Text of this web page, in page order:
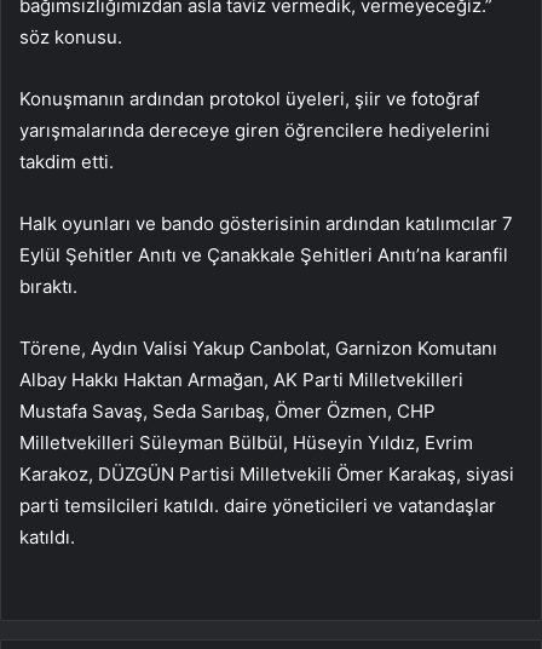
bağımsızlığımızdan asla taviz vermedik, vermeyeceğiz.”
söz konusu.
Konuşmanın ardından protokol üyeleri, şiir ve fotoğraf
yarışmalarında dereceye giren öğrencilere hediyelerini
takdim etti.
Halk oyunları ve bando gösterisinin ardından katılımcılar 7
Eylül Şehitler Anıtı ve Çanakkale Şehitleri Anıtı’na karanfil
bıraktı.
Törene, Aydın Valisi Yakup Canbolat, Garnizon Komutanı
Albay Hakkı Haktan Armağan, AK Parti Milletvekilleri
Mustafa Savaş, Seda Sarıbaş, Ömer Özmen, CHP
Milletvekilleri Süleyman Bülbül, Hüseyin Yıldız, Evrim
Karakoz, DÜZGÜN Partisi Milletvekili Ömer Karakaş, siyasi
parti temsilcileri katıldı. daire yöneticileri ve vatandaşlar
katıldı.